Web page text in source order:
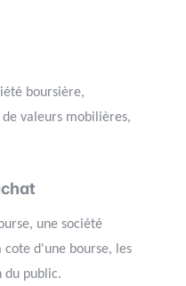
boursière,
valeurs mobilières,
une société
cote d'une bourse, les
du public.